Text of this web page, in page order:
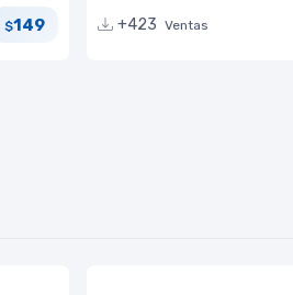
$149
+423 Ventas